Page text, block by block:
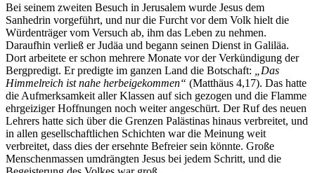
Bei seinem zweiten Besuch in Jerusalem wurde Jesus dem
Sanhedrin vorgeführt, und nur die Furcht vor dem Volk hielt die
Würdenträger vom Versuch ab, ihm das Leben zu nehmen.
Daraufhin verließ er Judäa und begann seinen Dienst in Galiläa.
Dort arbeitete er schon mehrere Monate vor der Verkündigung der
Bergpredigt. Er predigte im ganzen Land die Botschaft:
„Das
Himmelreich ist nahe herbeigekommen“ (Matthäus 4,17). Das hatte
die Aufmerksamkeit aller Klassen auf sich gezogen und die Flamme
ehrgeiziger Hoffnungen noch weiter angeschürt. Der Ruf des neuen
Lehrers hatte sich über die Grenzen Palästinas hinaus verbreitet, und
in allen gesellschaftlichen Schichten war die Meinung weit
verbreitet, dass dies der ersehnte Befreier sein könnte. Große
Menschenmassen umdrängten Jesus bei jedem Schritt, und die